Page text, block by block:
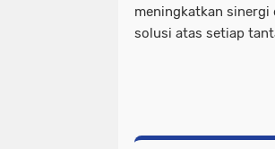
meningkatkan sinergi
solusi atas setiap